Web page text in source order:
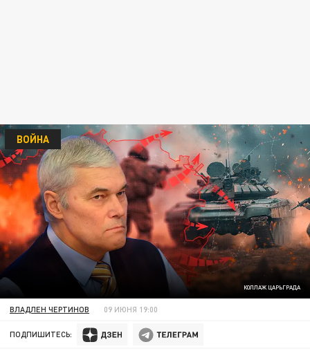
КОЛЛАЖ ЦАРЬГРАДА
ВОЙНА
ВЛАДЛЕН ЧЕРТИНОВ 09 ИЮНЯ 19:00
ПОДПИШИТЕСЬ: